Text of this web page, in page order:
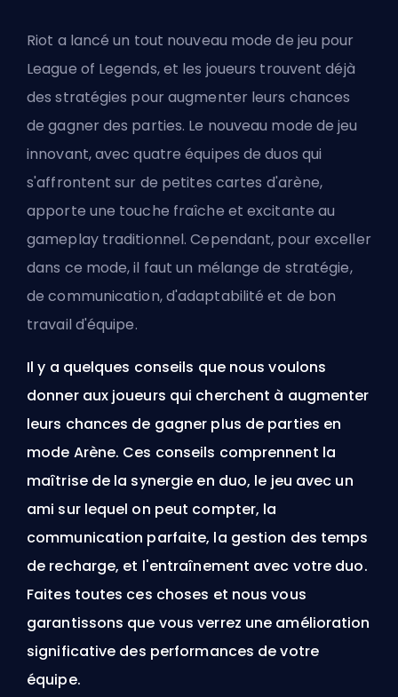
Riot a lancé un tout nouveau mode de jeu pour
League of Legends, et les joueurs trouvent déjà
des stratégies pour augmenter leurs chances
de gagner des parties. Le nouveau mode de jeu
innovant, avec quatre équipes de duos qui
s'affrontent sur de petites cartes d'arène,
apporte une touche fraîche et excitante au
gameplay traditionnel. Cependant, pour exceller
dans ce mode, il faut un mélange de stratégie,
de communication, d'adaptabilité et de bon
travail d'équipe.
Il y a quelques conseils que nous voulons
donner aux joueurs qui cherchent à augmenter
leurs chances de gagner plus de parties en
mode Arène. Ces conseils comprennent la
maîtrise de la synergie en duo, le jeu avec un
ami sur lequel on peut compter, la
communication parfaite, la gestion des temps
de recharge, et l'entraînement avec votre duo.
Faites toutes ces choses et nous vous
garantissons que vous verrez une amélioration
significative des performances de votre
équipe.